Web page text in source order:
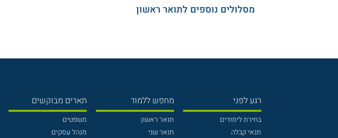
מסלולים נוספים לתואר ראשון
רגע לפני
בחירת לימודים
תנאי קבלה
מחפש ללמוד
תואר ראשון
תואר שני
תארים מבוקשים
משפטים
מנהל עסקים